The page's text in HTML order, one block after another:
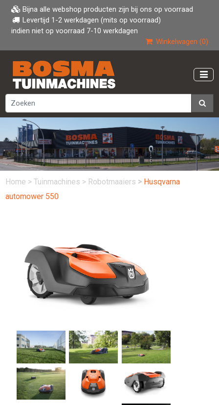
Bijna alle webshop producten zijn bij ons op voorraad
Levertijd 1-2 werkdagen (mits op voorraad)
indien niet op voorraad 7-10 werkdagen
Winkelwagen (0)
Home >Tuinmachines > Robotmaaiers > Husqvarna
automower 550